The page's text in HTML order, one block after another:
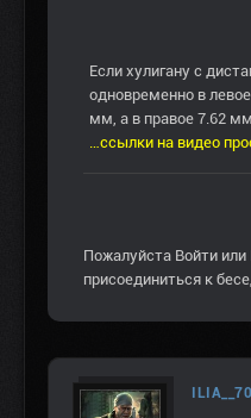
Если хулигану с
одновременно в
мм, а в правое 7.62
…ссылки на видео
Пожалуйста Войти или
присоединиться к
ILIA__70